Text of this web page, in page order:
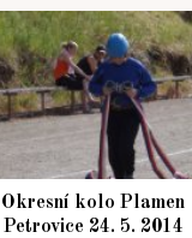
Okresní kolo Plamen
Petrovice 24. 5. 2014